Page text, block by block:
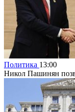
Политика 13:00
Никол Пашинян